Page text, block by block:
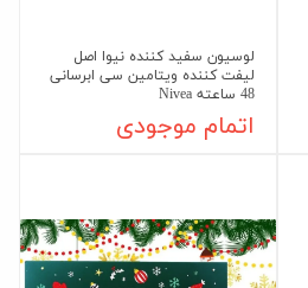
لوسیون سفید کننده نیوا اصل
لیفت کننده ویتامین سی ابرسانی
48 ساعته Nivea
اتمام موجودی